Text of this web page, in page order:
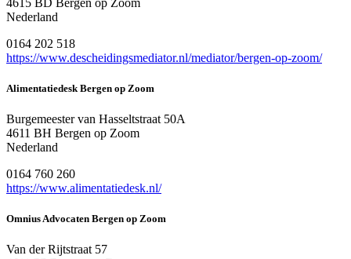
Nederland
0164 202 518
https://www.descheidingsmediator.nl/mediator/bergen-op-zoom/
Alimentatiedesk Bergen op Zoom
Burgemeester van Hasseltstraat 50A
4611 BH Bergen op Zoom
Nederland
0164 760 260
https://www.alimentatiedesk.nl/
Omnius Advocaten Bergen op Zoom
Van der Rijtstraat 57